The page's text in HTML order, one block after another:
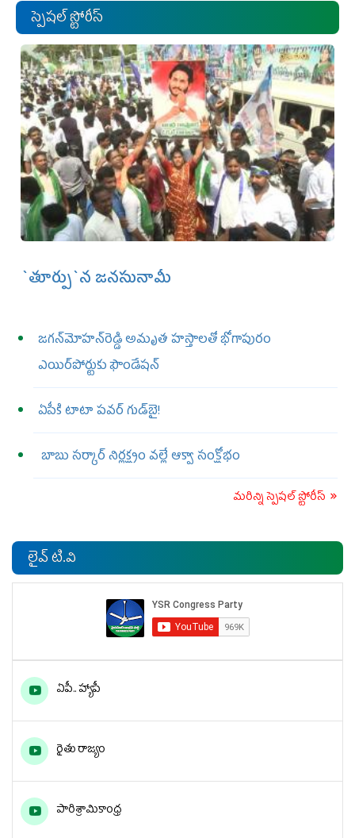
స్పెషల్ స్టోరీస్
`తూర్పు`న జనసునామీ
జగన్‌మోహన్‌రెడ్డి అమృత హస్తాలతో భోగాపురం
ఎయిర్‌పోర్టుకు ఫౌండేషన్‌
ఏపీకి టాటా పవర్ గుడ్‌బై!
బాబు సర్కార్‌ నిర్లక్ష్యం వల్లే ఆక్వా సంక్షోభం
మరిన్ని స్పెషల్ స్టోరీస్
లైవ్ టి.వి
ఏపీ.. హ్యాపీ
రైతు రాజ్యం
పారిశ్రామికాంధ్ర